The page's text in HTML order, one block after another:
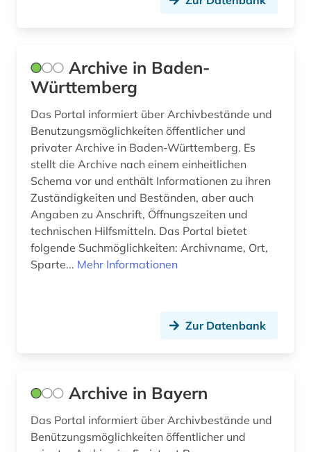
elektronisches buch (24)
emblem (1)
emigration (1)
england (1)
englisch (2)
enzyklopädie (1)
ephraim (1)
ernst i. (1)
erzbischof (1)
Archive in Baden-
Württemberg
Das Portal informiert über Archivbestände und
Benutzungsmöglichkeiten öffentlicher und
privater Archive in Baden-Württemberg. Es
stellt die Archive nach einem einheitlichen
Schema vor und enthält Informationen zu ihren
Zuständigkeiten und Beständen, aber auch
Angaben zu Anschrift, Öffnungszeiten und
technischen Hilfsmitteln. Das Portal bietet
folgende Suchmöglichkeiten: Archivname, Ort,
Sparte... Mehr Informationen
Zur Datenbank
Archive in Bayern
Das Portal informiert über Archivbestände und
Benützungsmöglichkeiten öffentlicher und